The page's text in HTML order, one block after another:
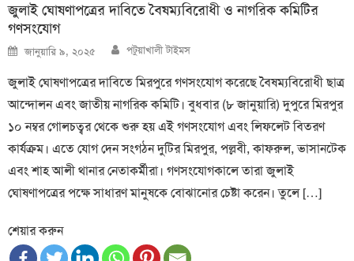
জুলাই ঘোষণাপত্রের দাবিতে বৈষম্যবিরোধী ও নাগরিক কমিটির
গণসংযোগ
Posted
on
জানুয়ারি ৯, ২০২৫ Author
পটুয়াখালী টাইমস
জুলাই ঘোষণাপত্রের দাবিতে মিরপুরে গণসংযোগ করেছে বৈষম্যবিরোধী ছাত্র
আন্দোলন এবং জাতীয় নাগরিক কমিটি। বুধবার (৮ জানুয়ারি) দুপুরে মিরপুর
১০ নম্বর গোলচত্বর থেকে শুরু হয় এই গণসংযোগ এবং লিফলেট বিতরণ
কার্যক্রম। এতে যোগ দেন সংগঠন দুটির মিরপুর, পল্লবী, কাফরুল, ভাসানটেক
এবং শাহ আলী থানার নেতাকর্মীরা। গণসংযোগকালে তারা জুলাই
ঘোষণাপত্রের পক্ষে সাধারণ মানুষকে বোঝানোর চেষ্টা করেন। তুলে […]
শেয়ার করুন